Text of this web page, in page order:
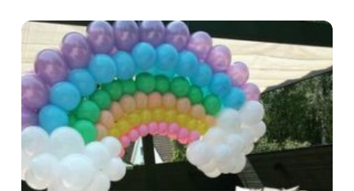
stadskärnor, har...